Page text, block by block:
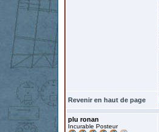
Revenir en haut de page
plu ronan
Incurable Posteur